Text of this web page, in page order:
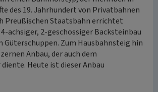
des 19. Jahrhundert von Privatbahnen
Preußischen Staatsbahn errichtet
achsiger, 2-geschossiger Backsteinbau
Zum Hausbahnsteig hin
Anbau, der auch dem
Heute ist dieser Anbau